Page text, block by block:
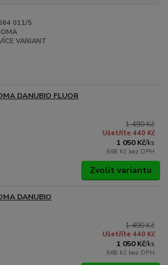
011/5
VARIANT
DANUBIO FLUOR
1 490 Kč
Ušetříte 440 Kč
1 050 Kč/ks
868 Kč bez DPH
Zvolit variantu
DANUBIO
1 490 Kč
Ušetříte 440 Kč
1 050 Kč/ks
868 Kč bez DPH